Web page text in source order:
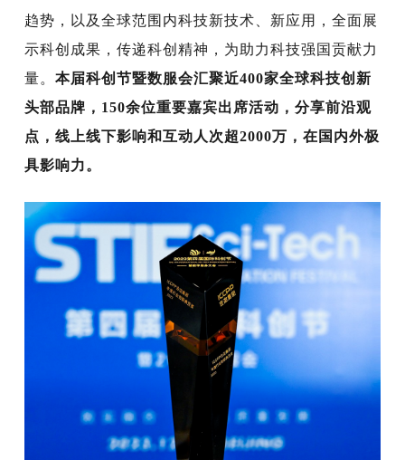
趋势，以及全球范围内科技新技术、新应用，全面展
示科创成果，传递科创精神，为助力科技强国贡献力
量。 本届科创节暨数服会汇聚近400家全球科技创新
头部品牌，150余位重要嘉宾出席活动，分享前沿观
点，线上线下影响和互动人次超2000万，在国内外极
具影响力。